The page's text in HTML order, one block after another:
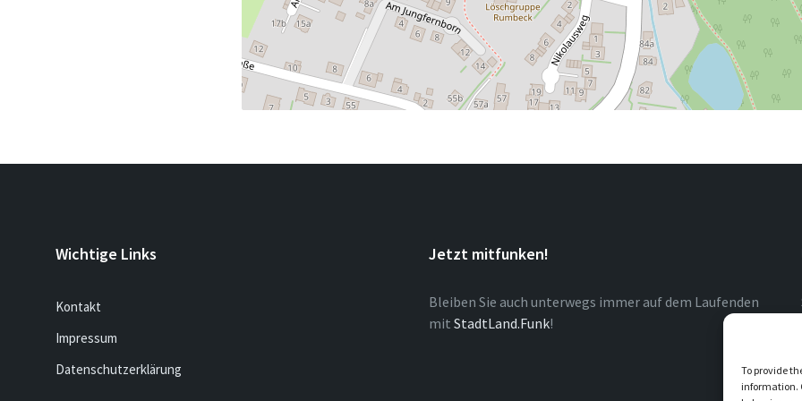
To provide
information.
Wichtige Links
Kontakt
Impressum
Datenschutzerklärung
Jetzt mitfunken!
Bleiben Sie auch unterwegs immer auf dem Laufenden
mit StadtLand.Funk!